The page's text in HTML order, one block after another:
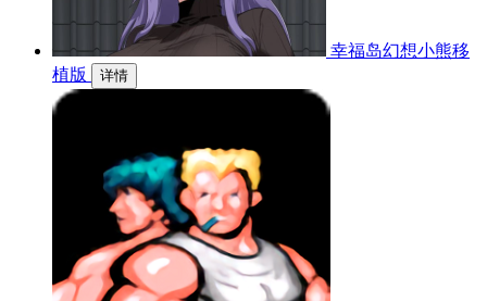
幸福岛幻想小熊移
植版
详情